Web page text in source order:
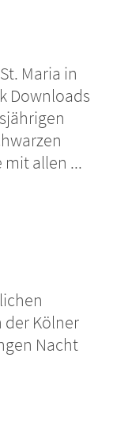
Maria in
Downloads
mit allen ...
der Kölner
Nacht